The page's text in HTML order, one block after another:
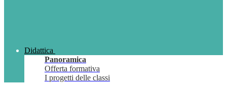
Didattica
Panoramica
Offerta formativa
I progetti delle classi